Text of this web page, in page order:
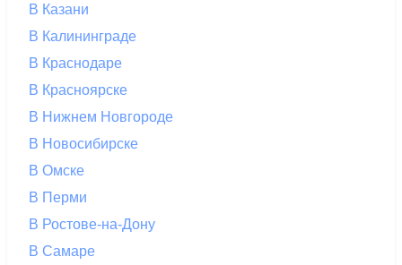
В Казани
В Калининграде
В Краснодаре
В Красноярске
В Нижнем Новгороде
В Новосибирске
В Омске
В Перми
В Ростове-на-Дону
В Самаре